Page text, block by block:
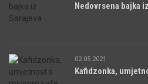
Nedovrsena bajka
02.05.2021
Kafidzonka,